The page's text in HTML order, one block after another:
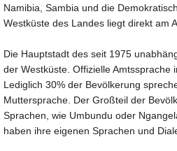
Namibia, Sambia und die
Westküste des Landes liegt direkt am
Die Hauptstadt des seit 1975
der Westküste. Offizielle Amtssprache
Lediglich 30% der Bevölkerung
Muttersprache. Der Großteil der
Sprachen, wie Umbundu oder
haben ihre eigenen Sprachen und